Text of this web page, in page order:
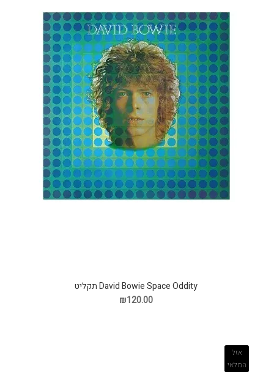
David Bowie Space Oddity תקליט
₪120.00
אזל
המלאי